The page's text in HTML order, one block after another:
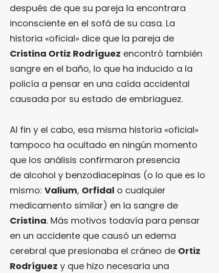
después de que su pareja la encontrara
inconsciente en el sofá de su casa. La
historia «oficial» dice que la pareja de
Cristina Ortiz Rodríguez encontró también
sangre en el baño, lo que ha inducido a la
policía a pensar en una caída accidental
causada por su estado de embriaguez.
Al fin y el cabo, esa misma historia «oficial»
tampoco ha ocultado en ningún momento
que los análisis confirmaron presencia
de alcohol y benzodiacepinas (o lo que es lo
mismo: Valium, Orfidal o cualquier
medicamento similar) en la sangre de
Cristina. Más motivos todavía para pensar
en un accidente que causó un edema
cerebral que presionaba el cráneo de Ortiz
Rodríguez y que hizo necesaria una